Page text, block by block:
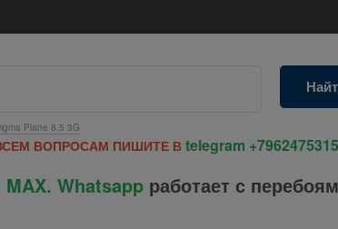
Plane 8.5 3G
ВОПРОСАМ ПИШИТЕ В telegram
Whatsapp работает с